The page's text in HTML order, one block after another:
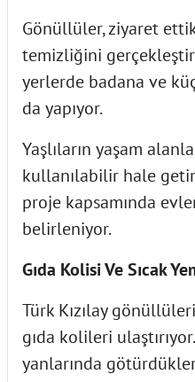
Gönüllüler, ziyaret
temizliğini
yerlerde badana ve
da yapıyor.
Yaşlıların yaşam
kullanılabilir hale
proje kapsamında
belirleniyor.
Gıda Kolisi Ve Sıcak
Türk Kızılay
gıda kolileri
yanlarında